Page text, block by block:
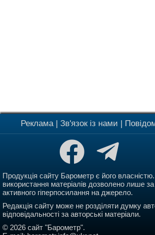
Реклама | Зв'язок із нами |
Продукція сайту Барометр є його власністю.
використання матеріалів дозволено лише за
активного гіперпосилання на джерело.
Редакція сайту може не розділяти думку
відповідальності за авторські матеріали.
© 2026 сайт "Барометр".